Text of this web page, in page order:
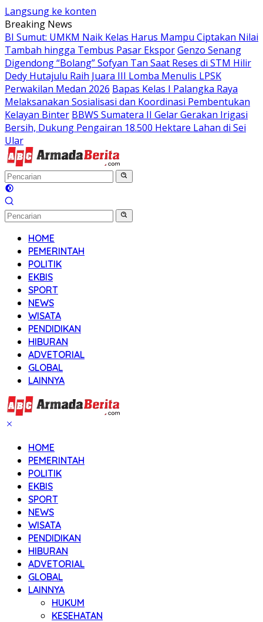
Langsung ke konten
Breaking News
BI Sumut: UMKM Naik Kelas Harus Mampu Ciptakan Nilai
Tambah hingga Tembus Pasar EksporGenzo Senang
Digendong “Bolang” Sofyan Tan Saat Reses di STM Hilir
Dedy Hutajulu Raih Juara III Lomba Menulis LPSK
Perwakilan Medan 2026 Bapas Kelas I Palangka Raya
Melaksanakan Sosialisasi dan Koordinasi Pembentukan
Kelayan Binter BBWS Sumatera II Gelar Gerakan Irigasi
Bersih, Dukung Pengairan 18.500 Hektare Lahan di Sei
Ular
HOME
PEMERINTAH
POLITIK
EKBIS
SPORT
NEWS
WISATA
PENDIDIKAN
HIBURAN
ADVETORIAL
GLOBAL
LAINNYA
HOME
PEMERINTAH
POLITIK
EKBIS
SPORT
NEWS
WISATA
PENDIDIKAN
HIBURAN
ADVETORIAL
GLOBAL
LAINNYA
HUKUM
KESEHATAN